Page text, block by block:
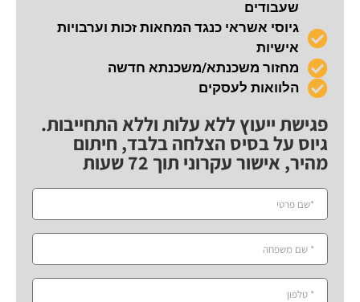
שעבודים
גיוסי אשראי כנגד המחאות זכות וערבויות
אישיות
מחזור משכנתא/משכנתא חדשה
הלוואות לעסקים
פגישת ייעוץ ללא עלות וללא התחייבות.
גיוס על בסיס הצלחה בלבד, חיתום
מהיר, אישור עקרוני תוך 72 שעות